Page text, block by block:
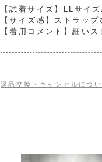
【試着サイズ】LLサイ
【サイズ感】ストラッ
【着用コメント】細い
返品交換・キャンセルについ